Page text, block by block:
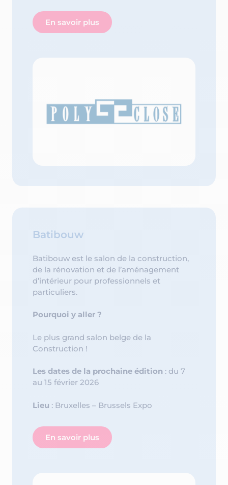
En savoir plus
Batibouw
Batibouw est le salon de la construction,
de la rénovation et de l’aménagement
d’intérieur pour professionnels et
particuliers.
Pourquoi y aller ?
Le plus grand salon belge de la
Construction !
Les dates de la prochaine édition : du 7
au 15 février 2026
Lieu : Bruxelles – Brussels Expo
En savoir plus